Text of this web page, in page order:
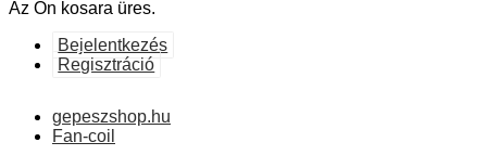
Az Ön kosara üres.
Bejelentkezés
Regisztráció
gepeszshop.hu
Fan-coil